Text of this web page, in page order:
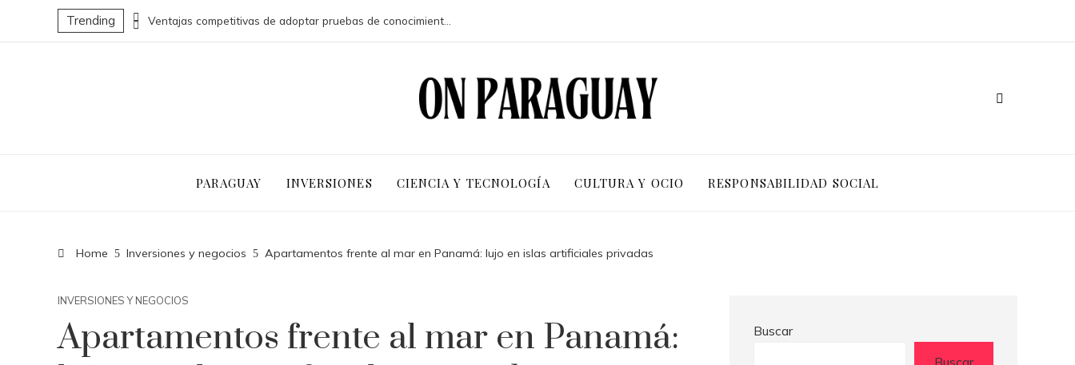
Trending Alimentos ricos en vitamina C para potenciar la absorción de hierro y la producción de colágeno
PARAGUAY INVERSIONES CIENCIA Y TECNOLOGÍA CULTURA Y OCIO RESPONSABILIDAD SOCIAL
Home Inversiones y negocios Apartamentos frente al mar en Panamá: lujo en islas artificiales privadas
INVERSIONES Y NEGOCIOS
Apartamentos frente al mar en Panamá:
Buscar
Buscar